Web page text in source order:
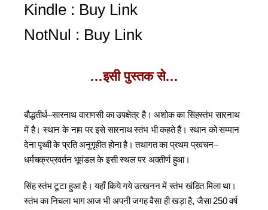
Kindle : Buy Link
NotNul : Buy Link
…इसी पुस्तक से…
बौद्धतीर्थ–सारनाथ वाराणसी का उपक्षेत्र है। अशोक का सिंहस्तंभ सारनाथ
में है। स्थान के नाम पर इसे सारनाथ स्तंभ भी कहते हैं। स्थान को सम्मान
देना पृथ्वी के प्रति अनुगृहीत होना है। तथागत का प्रथम प्रवचन–
धर्मचक्रप्रवर्तन भूमंडल के इसी स्थल पर अवतीर्ण हुआ।
सिंह स्तंभ टूटा हुआ है। यहाँ किये गये उत्खनन में स्तंभ खंडित मिला था।
स्तंभ का निचला भाग आज भी अपनी जगह वैसा ही खड़ा है, जैसा 250 वर्ष